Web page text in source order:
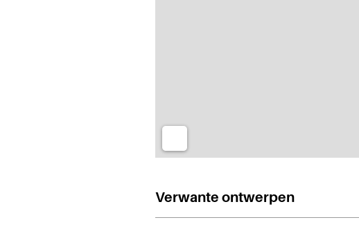
Verwante ontwerpen